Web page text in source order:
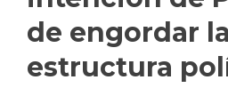
de engordar la
estructura